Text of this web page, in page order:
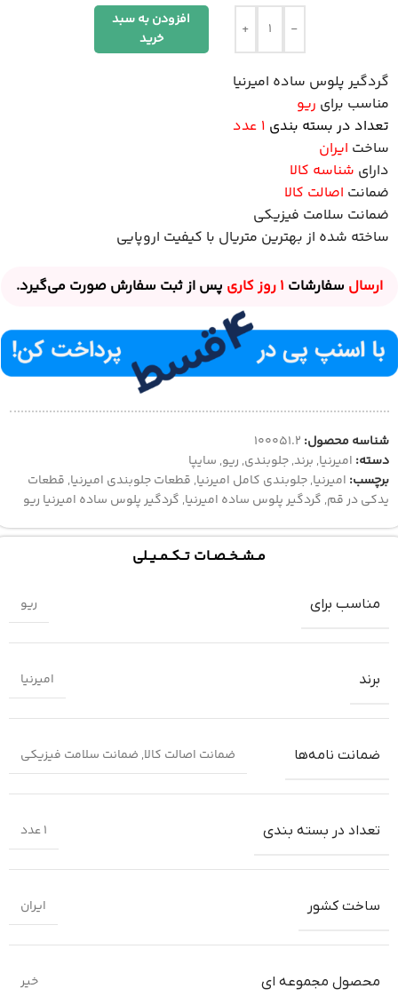
-
+
افزودن به سبد
خرید
گردگیر پلوس ساده امیرنیا
مناسب برای ریو
تعداد در بسته بندی
ساخت ایران
دارای شناسه کالا
ضمانت اصالت کالا
ضمانت سلامت فیزیکی
ساخته شده از بهترین متریال با کیفیت اروپایی
ارسال سفارشات 1 روز کاری پس از ثبت سفارش صورت می‌گیرد.
شناسه محصول: 100051.2
دسته: امیرنیا, برند,جلوبندی, ریو, سایپا
برچسب: امیرنیا,جلوبندی کامل امیرنیا, قطعات جلوبندی امیرنیا, قطعات
یدکی در قم, گردگیر پلوس ساده امیرنیا, گردگیر پلوس ساده امیرنیا ریو
مــشــخــصــات تــکــمــیــلی
مناسب برای ریو
برند امیرنیا
ضمانت‌ نامه‌ها ضمانت اصالت کالا, ضمانت سلامت فیزیکی
تعداد در بسته بندی 1 عدد
ساخت کشور ایران
محصول مجموعه ای خیر